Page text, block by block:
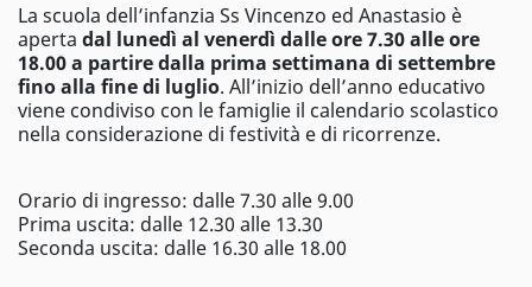
La scuola dell’infanzia Ss Vincenzo ed Anastasio è
aperta dal lunedì al venerdì dalle ore 7.30 alle ore
18.00 a partire dalla prima settimana di settembre
fino alla fine di luglio. All’inizio dell’anno educativo
viene condiviso con le famiglie il calendario scolastico
nella considerazione di festività e di ricorrenze.
Orario di ingresso: dalle 7.30 alle 9.00
Prima uscita: dalle 12.30 alle 13.30
Seconda uscita: dalle 16.30 alle 18.00